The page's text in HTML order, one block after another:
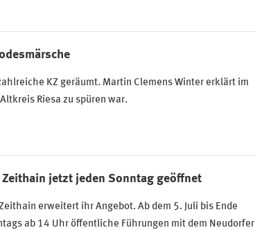
KZ geräumt. Martin Clemens Winter erklärt im
Riesa zu spüren war.
jetzt jeden Sonntag geöffnet
erweitert ihr Angebot. Ab dem 5. Juli bis Ende
ab 14 Uhr öffentliche Führungen mit dem Neudorfer